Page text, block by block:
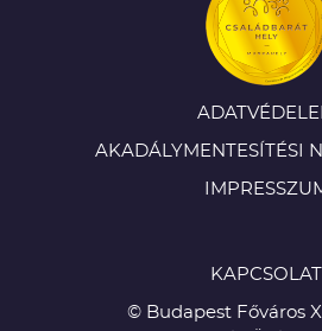
AKADÁLYMENTESÍTÉSI
KAPCSOLAT
© Budapest Főváros